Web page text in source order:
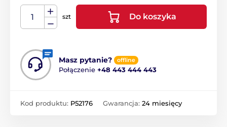
szt Do koszyka
Masz pytanie? offline
Połączenie +48 443 444 443
Kod produktu: P52176 Gwarancja: 24 miesięcy